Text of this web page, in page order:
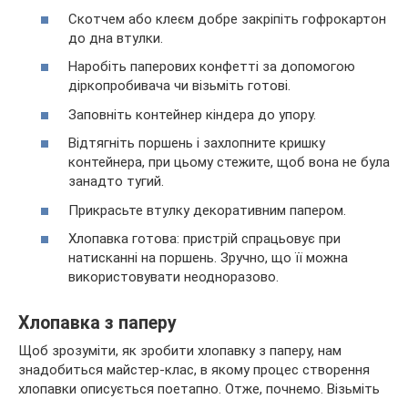
Скотчем або клеєм добре закріпіть гофрокартон
до дна втулки.
Наробіть паперових конфетті за допомогою
діркопробивача чи візьміть готові.
Заповніть контейнер кіндера до упору.
Відтягніть поршень і захлопните кришку
контейнера, при цьому стежите, щоб вона не була
занадто тугий.
Прикрасьте втулку декоративним папером.
Хлопавка готова: пристрій спрацьовує при
натисканні на поршень. Зручно, що її можна
використовувати неодноразово.
Хлопавка з паперу
Щоб зрозуміти, як зробити хлопавку з паперу, нам
знадобиться майстер-клас, в якому процес створення
хлопавки описується поетапно. Отже, почнемо. Візьміть